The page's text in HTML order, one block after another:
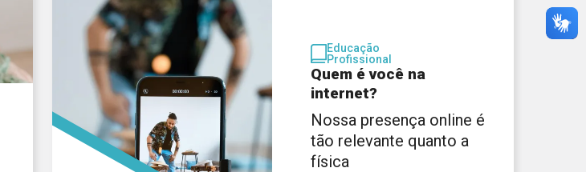
Educação
Profissional
Quem é você na
internet?
Nossa presença online é
tão relevante quanto a
física